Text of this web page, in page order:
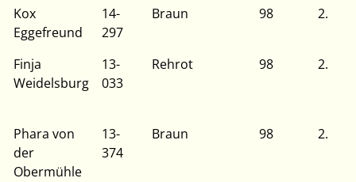
Kox
Eggefreund
14-
297
Braun 98 2.
Finja
Weidelsburg
13-
033
Rehrot 98 2.
Phara von
der
Obermühle
13-
374
Braun 98 2.